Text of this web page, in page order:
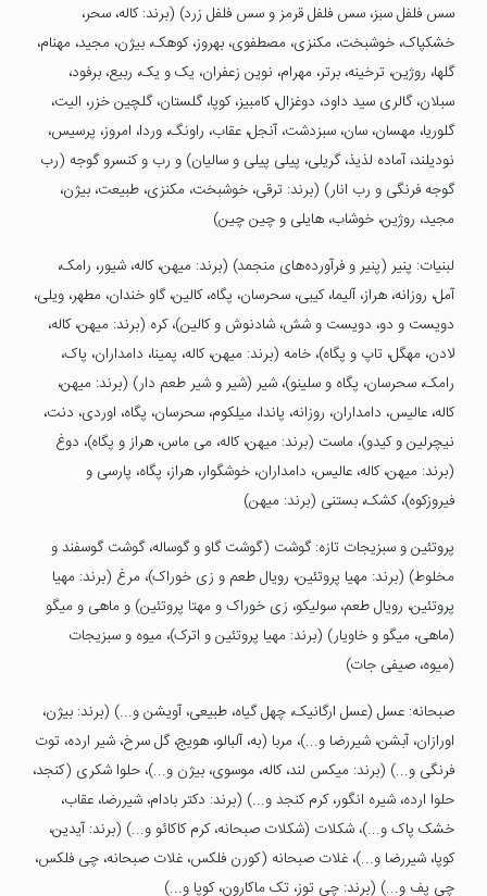
سس فلفل سبز، سس فلفل قرمز و سس فلفل زرد) (برند: کاله، سحر،
خشکپاک، خوشبخت، مکنزی، مصطفوی، بهروز، کوهک، بیژن، مجید، مهنام،
گلها، روژین، ترخینه، برتر، مهرام، نوین زعفران، یک و یک، ربیع، برفود،
سبلان، گالری سید داود، دوغزال، کامبیز، کوپا، گلستان، گلچین خزر، الیت،
گلوریا، مهسان، سان، سبزدشت، آنجل، عقاب، راونگ، وردا، امروز، پرسیس،
نودیلند، آماده لذیذ، گریلی، پیلی پیلی و سالیان) و رب و کنسرو گوجه (رب
گوجه فرنگی و رب انار) (برند: ترقی، خوشبخت، مکنزی، طبیعت، بیژن،
مجید، روژین، خوشاب، هایلی و چین چین)
لبنیات: پنیر (پنیر و فرآورده‌های منجمد) (برند: میهن، کاله، شیور، رامک،
آمل، روزانه، هراز، آلیما، کیبی، سحرسان، پگاه، کالین، گاو خندان، مطهر، ویلی،
دویست و دو، دویست و شش، شادنوش و کالین)، کره (برند: میهن، کاله،
لادن، مهگل، تاپ و پگاه)، خامه (برند: میهن، کاله، پمینا، دامداران، پاک،
رامک، سحرسان، پگاه و سلینو)، شیر (شیر و شیر طعم دار) (برند: میهن،
کاله، عالیس، دامداران، روزانه، پاندا، میلکوم، سحرسان، پگاه، اوردی، دنت،
نیچرلین و کیدو)، ماست (برند: میهن، کاله، می ماس، هراز و پگاه)، دوغ
(برند: میهن، کاله، عالیس، دامداران، خوشگوار، هراز، پگاه، پارسی و
فیروزکوه)، کشک، بستنی (برند: میهن)
پروتئین و سبزیجات تازه: گوشت (گوشت گاو و گوساله، گوشت گوسفند و
مخلوط) (برند: مهیا پروتئین، رویال طعم و زی خوراک)، مرغ (برند: مهیا
پروتئین، رویال طعم، سولیکو، زی خوراک و مهتا پروتئین) و ماهی و میگو
(ماهی، میگو و خاویار) (برند: مهیا پروتئین و اترک)، میوه و سبزیجات
(میوه، صیفی جات)
صبحانه: عسل (عسل ارگانیک، چهل گیاه، طبیعی، آویشن و...) (برند: بیژن،
اورازان، آبشن، شیررضا و...)، مربا (به، آلبالو، هویج، گل سرخ، شیر ارده، توت
فرنگی و...) (برند: میکس لند، کاله، موسوی، بیژن و...)، حلوا شکری (کنجد،
حلوا ارده، شیره انگور، کرم کنجد و...) (برند: دکتر بادام، شیررضا، عقاب،
خشک پاک و...)، شکلات (شکلات صبحانه، کرم کاکائو و...) (برند: آیدین،
کوپا، شیررضا و...)، غلات صبحانه (کورن فلکس، غلات صبحانه، چی فلکس،
چی پف و...) (برند: چی توز، تک ماکارون، کوپا و...)